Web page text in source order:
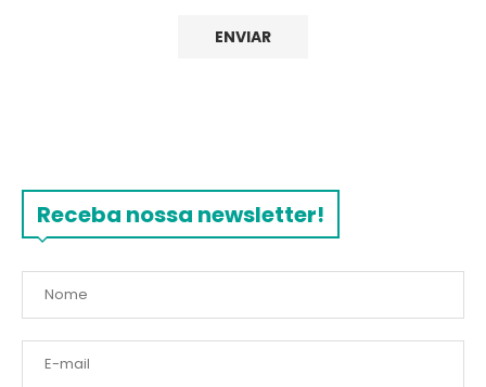
Receba nossa newsletter!